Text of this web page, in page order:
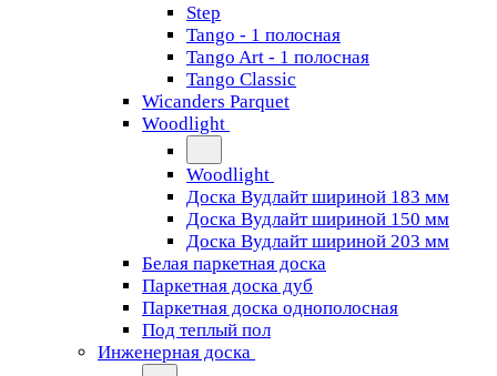
Step
Tango - 1 полосная
Tango Art - 1 полосная
Tango Classiс
Wicanders Parquet
Woodlight
Woodlight
Доска Вудлайт шириной 183 мм
Доска Вудлайт шириной 150 мм
Доска Вудлайт шириной 203 мм
Белая паркетная доска
Паркетная доска дуб
Паркетная доска однополосная
Под теплый пол
Инженерная доска